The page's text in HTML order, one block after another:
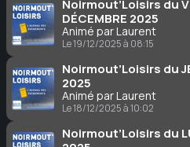
Noirmout’Loisirs du
DÉCEMBRE 2025
Animé par Laurent
Le 19/12/2025 à 08:15
Noirmout’Loisirs du
2025
Animé par Laurent
Le 18/12/2025 à 10:02
Noirmout’Loisirs du